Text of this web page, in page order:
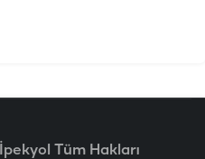
Tüm Hakları